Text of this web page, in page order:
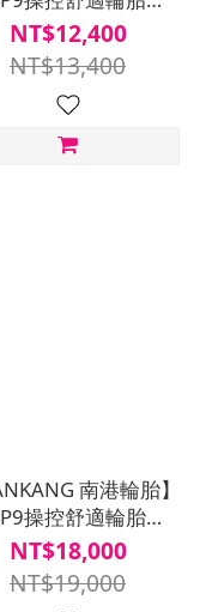
四入組(含安裝
定位平衡)
NT$12,400
NT$13,400
南港輪胎】
操控舒適輪胎
四入組(含安
裝定位平衡)
NT$18,000
NT$19,000